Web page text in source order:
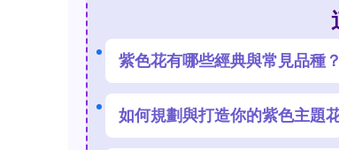
紫色花有哪些經典與常見品種？
如何規劃與打造你的紫色主題